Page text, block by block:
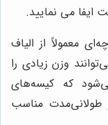
می نمایید.
معمولاً از الیاف
وزن زیادی را
که کیسه‌های
طولانی‌مدت مناسب